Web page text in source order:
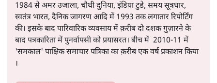
1984 से अमर उजाला, चौथी दुनिया, इंडिया टुडे, समय सूत्रधार,
स्वतंत्र भारत, दैनिक जागरण आदि में 1993 तक लगातार रिपोर्टिंग
की। इसके बाद पारिवारिक व्यवसाय में क़रीब दो दशक गुज़ारने के
बाद पत्रकारिता में पुनर्वापसी को प्रयासरत। बीच में 2010-11 में
'समकाल' पाक्षिक समाचार पत्रिका का क़रीब एक वर्ष प्रकाशन किया
।